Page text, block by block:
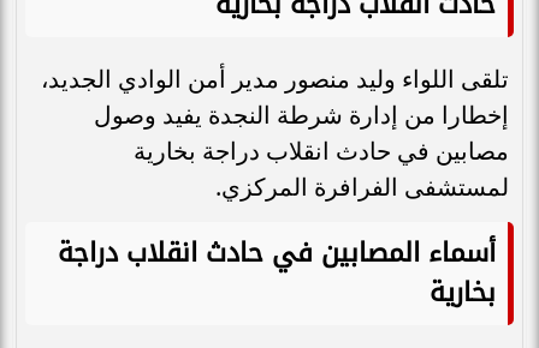
تلقى اللواء وليد منصور مدير أمن الوادي الجديد،
إخطارا من إدارة شرطة النجدة يفيد وصول
مصابين في حادث انقلاب دراجة بخارية
لمستشفى الفرافرة المركزي.
أسماء المصابين في حادث انقلاب دراجة
بخارية